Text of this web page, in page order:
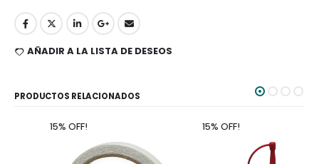
AÑADIR A LA LISTA DE DESEOS
PRODUCTOS RELACIONADOS
15% OFF! 15% OFF!